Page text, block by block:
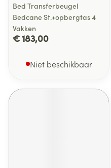
Bed Transferbeugel
Bedcane St.+opbergtas 4
Vakken
€ 183,00
Niet beschikbaar